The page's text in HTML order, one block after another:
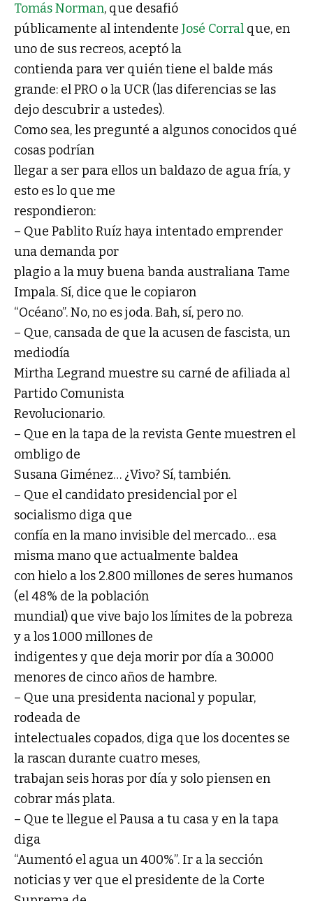
Tomás Norman, que desafió
públicamente al intendente José Corral que, en
uno de sus recreos, aceptó la
contienda para ver quién tiene el balde más
grande: el PRO o la UCR (las diferencias se las
dejo descubrir a ustedes).
Como sea, les pregunté a algunos conocidos qué
cosas podrían
llegar a ser para ellos un baldazo de agua fría, y
esto es lo que me
respondieron:
– Que Pablito Ruíz haya intentado emprender
una demanda por
plagio a la muy buena banda australiana Tame
Impala. Sí, dice que le copiaron
“Océano”. No, no es joda. Bah, sí, pero no.
– Que, cansada de que la acusen de fascista, un
mediodía
Mirtha Legrand muestre su carné de afiliada al
Partido Comunista
Revolucionario.
– Que en la tapa de la revista Gente muestren el
ombligo de
Susana Giménez… ¿Vivo? Sí, también.
– Que el candidato presidencial por el
socialismo diga que
confía en la mano invisible del mercado… esa
misma mano que actualmente baldea
con hielo a los 2.800 millones de seres humanos
(el 48% de la población
mundial) que vive bajo los límites de la pobreza
y a los 1.000 millones de
indigentes y que deja morir por día a 30.000
menores de cinco años de hambre.
– Que una presidenta nacional y popular,
rodeada de
intelectuales copados, diga que los docentes se
la rascan durante cuatro meses,
trabajan seis horas por día y solo piensen en
cobrar más plata.
– Que te llegue el Pausa a tu casa y en la tapa
diga
“Aumentó el agua un 400%”. Ir a la sección
noticias y ver que el presidente de la Corte